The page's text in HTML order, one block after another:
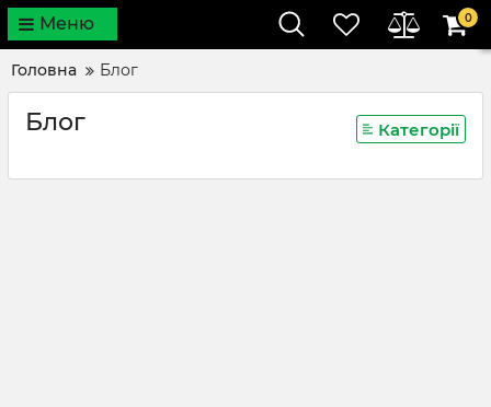
Меню 0
Головна Блог
Блог Категорії